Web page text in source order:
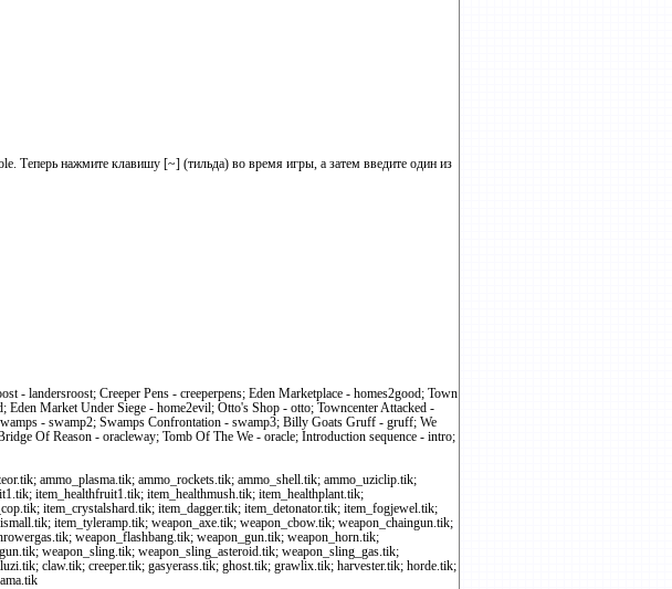
Теперь нажмите клавишу [~] (тильда) во время игры, а затем введите один из
- landersroost; Creeper Pens - creeperpens; Eden Marketplace - homes2good; Town
Market Under Siege - home2evil; Otto's Shop - otto; Towncenter Attacked -
- swamp2; Swamps Confrontation - swamp3; Billy Goats Gruff - gruff; We
Of Reason - oracleway; Tomb Of The We - oracle; Introduction sequence - intro;
ammo_plasma.tik; ammo_rockets.tik; ammo_shell.tik; ammo_uziclip.tik;
item_healthfruit1.tik; item_healthmush.tik; item_healthplant.tik;
item_crystalshard.tik; item_dagger.tik; item_detonator.tik; item_fogjewel.tik;
item_tyleramp.tik; weapon_axe.tik; weapon_cbow.tik; weapon_chaingun.tik;
weapon_flashbang.tik; weapon_gun.tik; weapon_horn.tik;
weapon_sling.tik; weapon_sling_asteroid.tik; weapon_sling_gas.tik;
claw.tik; creeper.tik; gasyerass.tik; ghost.tik; grawlix.tik; harvester.tik; horde.tik;